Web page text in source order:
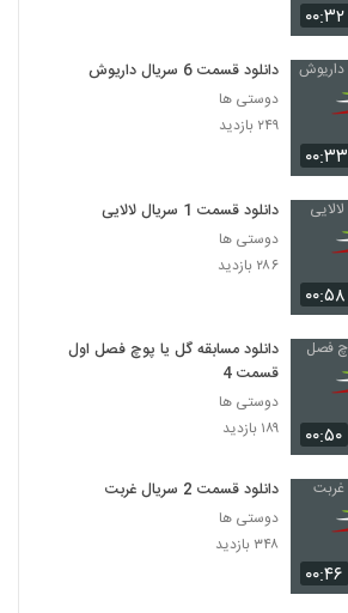
۰۰:۳۲
۰۰:۳۳
دانلود قسمت 6 سریال داریوش
دوستی ها
۲۴۹ بازدید
۰۰:۵۸
دانلود قسمت 1 سریال لالایی
دوستی ها
۲۸۶ بازدید
۰۰:۵۰
دانلود مسابقه گل یا پوچ فصل اول
قسمت 4
دوستی ها
۱۸۹ بازدید
۰۰:۴۶
دانلود قسمت 2 سریال غربت
دوستی ها
۳۴۸ بازدید